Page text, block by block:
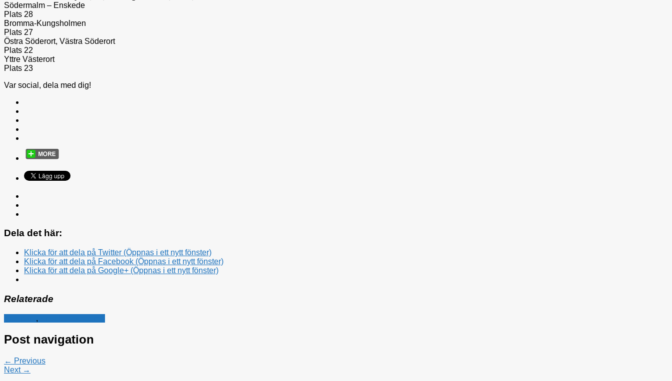
Södermalm – Enskede
Plats 28
Bromma-Kungsholmen
Plats 27
Östra Söderort, Västra Söderort
Plats 22
Yttre Västerort
Plats 23
Var social, dela med dig!
Dela det här:
Klicka för att dela på Twitter (Öppnas i ett nytt fönster)
Klicka för att dela på Facebook (Öppnas i ett nytt fönster)
Klicka för att dela på Google+ (Öppnas i ett nytt fönster)
Relaterade
,
Post navigation
← Previous
Next →